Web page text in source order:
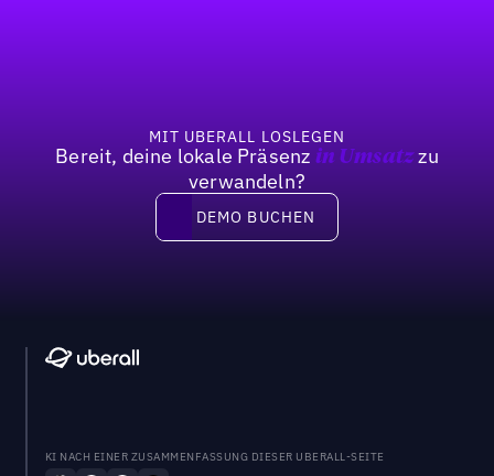
MIT UBERALL LOSLEGEN
Bereit, deine lokale Präsenz in Umsatzzu
verwandeln?
DEMO BUCHEN
DEMO BUCHEN
KI NACH EINER ZUSAMMENFASSUNG DIESER UBERALL-SEITE